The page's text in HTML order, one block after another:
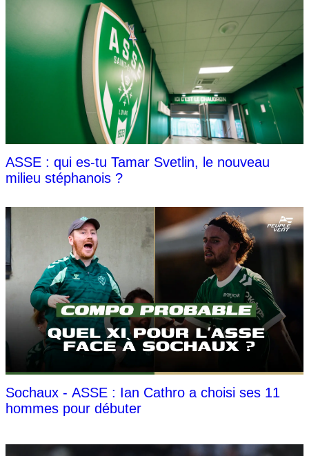
ASSE : qui es-tu Tamar Svetlin, le nouveau
milieu stéphanois ?
Sochaux - ASSE : Ian Cathro a choisi ses 11
hommes pour débuter